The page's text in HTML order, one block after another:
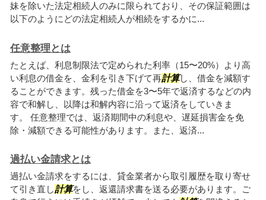
妹を除いた法定相続人のみに限られており、その保証範囲は
以下のようにどの法定相続人が相続をするかに...
任意整理とは
たとえば、利息制限法で定められた利率（15〜20%）より高
い利息の借金を、金利を引き下げて再計算し、借金を減額す
ることができます。残った借金を3〜5年で返済するなどの内
容で和解し、以降は和解内容に沿って返済をしていきま
す。 任意整理では、返済期間中の利息や、遅延損害金を免
除・減額できる可能性があります。また、返済...
過払い金請求とは
過払い金請求をするには、貸金業者から取引履歴を取り寄せ
て引き直し計算をし、返還請求書を送る必要があります。ご